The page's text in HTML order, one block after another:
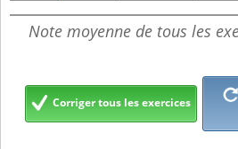
Note moyenne de tous les
Corriger tous les exercices